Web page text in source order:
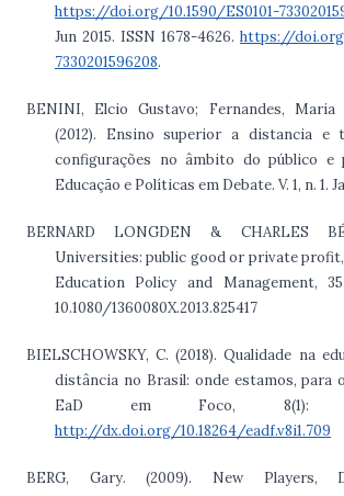
https://doi.org/10.1590/ES0101-
Jun 2015. ISSN 1678-4626.https://
7330201596208.
BENINI, Elcio Gustavo; Fernandes, Maria
(2012). Ensino superior a distancia e
configurações no âmbito do público e
Educação e Políticas em Debate. V. 1, n. 1.
BERNARD LONGDEN & CHARLES
Universities: public good or private
Education Policy and Management,
10.1080/1360080X.2013.825417
BIELSCHOWSKY, C. (2018). Qualidade na
distância no Brasil: onde estamos, para
EaD em Foco, 8(1):
http://dx.doi.org/10.18264/eadf.v8i1.709
BERG, Gary. (2009). New Players,